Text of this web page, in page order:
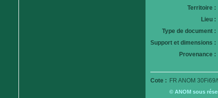
Territoire :
Lieu :
Type de document :
Support et dimensions :
Provenance :
Cote : FR ANOM
© ANOM sous